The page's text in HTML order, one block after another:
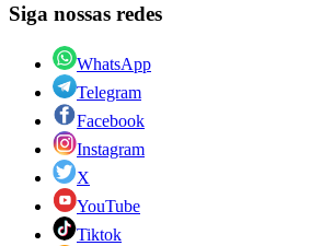
Siga nossas redes
WhatsApp
Telegram
Facebook
Instagram
X
YouTube
Tiktok